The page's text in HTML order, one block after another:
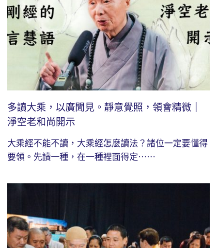
多讀大乘，以廣聞見。靜意覺照，領會精微｜
淨空老和尚開示
大乘經不能不讀，大乘經怎麼讀法？諸位一定要懂得
要領。先讀一種，在一種裡面得定⋯⋯